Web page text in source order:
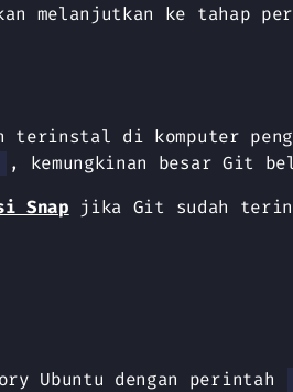
melanjutkan ke tahap
di komputer
, kemungkinan besar Git
Snap jika Git sudah
Ubuntu dengan perintah